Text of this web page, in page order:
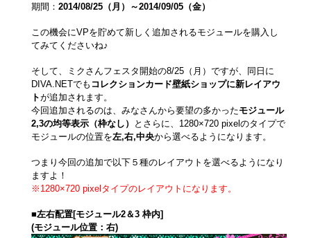
期間： 2014/08/25（月）～2014/09/05（金）
この機会にVPを貯めて新しく追加されるモジュールを購入し
てみてくださいね♪
そして、ミクさんフェスタ開始の8/25（月）ですが、同日に
DIVA.NETでも コレクションカード壁紙ショップに新レイアウ
トが追加されます。
今回追加されるのは、みなさんから要望の多かったモジュール
2,3の均等表示（枠なし）
とさらに、1280×720 pixelのタイプで
モジュールの位置を左,右,中央から選べるようになります。
つまり今回の追加で以下５種のレイアウトを選べるようになり
ますよ！
※1280×720 pixelタイプのレイアウトになります。
■左右配置[モジュール2＆3 枠内]
(モジュール位置：右)